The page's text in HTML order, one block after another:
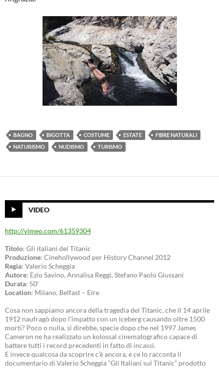
BAGNO BIGOTTA COSTUME ESTATE
FIBRE NATURALI
NATURISMO
NUDISMO TURISMO
VIDEO
http://vimeo.com/61359304
Titolo: Gli italiani del Titanic
Produzione: Cinehollywood per History Channel 2012
Regia: Valerio Scheggia
Autore: Ezio Savino, Annalisa Reggi, Stefano Paolo Giussani
Durata: 50′
Location: Milano, Belfast – Eire
Cosa non sappiamo ancora della tragedia del Titanic, che il 14 aprile
1912 naufragò dopo l’impatto con un iceberg causando oltre 1500
morti? Poco o nulla, si direbbe, specie dopo che nel 1997 James
Cameron ne ha realizzato un kolossal cinematografico capace di
battere tutti i record precedenti in fatto di incassi.
E invece qualcosa da scoprire c’è ancora, e ce lo racconta il
documentario di Valerio Scheggia “Gli Italiani sul Titanic” prodotto